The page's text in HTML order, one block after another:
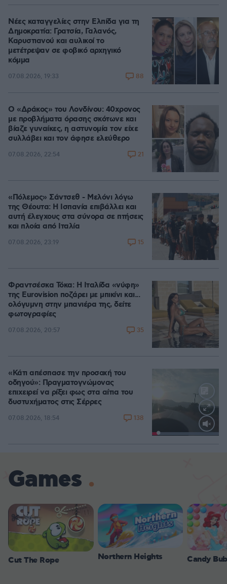
Νέες καταγγελίες στην Ελπίδα για τη
Δημοκρατία: Γρατσία, Γαλανός,
Καρυστιανού και αυλικοί το
μετέτρεψαν σε φοβικό αρχηγικό
κόμμα
07.08.2026, 19:33 88
Ο «Δράκος» του Λονδίνου: 40χρονος
με προβλήματα όρασης σκότωνε και
βίαζε γυναίκες, η αστυνομία τον είχε
συλλάβει και τον άφησε ελεύθερο
07.08.2026, 22:54 21
«Πόλεμος» Σάντσεθ - Μελόνι λόγω
της Θέουτα: Η Ισπανία επιβάλλει και
αυτή έλεγχους στα σύνορα σε πτήσεις
και πλοία από Ιταλία
07.08.2026, 23:19 15
Φραντσέσκα Τόκα: Η Ιταλίδα «νύφη»
της Eurovision ποζάρει με μπικίνι και...
ολόγυμνη στην μπανιέρα της, δείτε
φωτογραφίες
07.08.2026, 20:57 35
Loaded:
«Κάτι απέσπασε την προσοχή του
οδηγού»: Πραγματογνώμονας
επιχειρεί να ρίξει φως στα αίτια του
δυστυχήματος στις Σέρρες
07.08.2026, 18:54 138
Games
Cut The Rope Northern Heights Candy